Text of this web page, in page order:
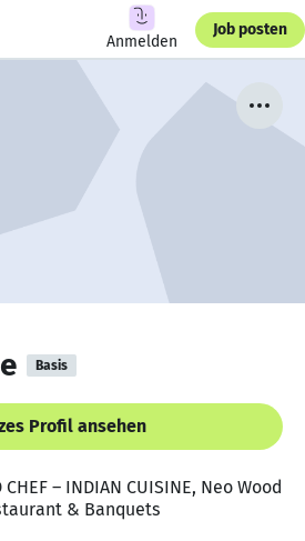
Anmelden
Job posten
Basis
Profil ansehen
– INDIAN CUISINE, Neo Wood
& Banquets